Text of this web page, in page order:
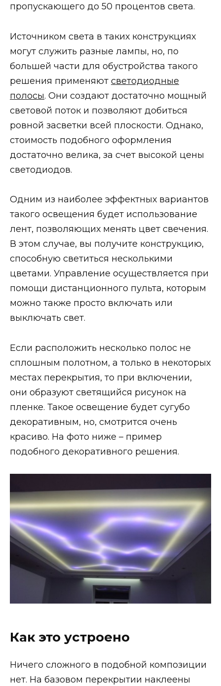
пропускающего до 50 процентов света.
Источником света в таких конструкциях
могут служить разные лампы, но, по
большей части для обустройства такого
решения применяют светодиодные
полосы. Они создают достаточно мощный
световой поток и позволяют добиться
ровной засветки всей плоскости. Однако,
стоимость подобного оформления
достаточно велика, за счет высокой цены
светодиодов.
Одним из наиболее эффектных вариантов
такого освещения будет использование
лент, позволяющих менять цвет свечения.
В этом случае, вы получите конструкцию,
способную светиться несколькими
цветами. Управление осуществляется при
помощи дистанционного пульта, которым
можно также просто включать или
выключать свет.
Если расположить несколько полос не
сплошным полотном, а только в некоторых
местах перекрытия, то при включении,
они образуют светящийся рисунок на
пленке. Такое освещение будет сугубо
декоративным, но, смотрится очень
красиво. На фото ниже – пример
подобного декоративного решения.
Как это устроено
Ничего сложного в подобной композиции
нет. На базовом перекрытии наклеены